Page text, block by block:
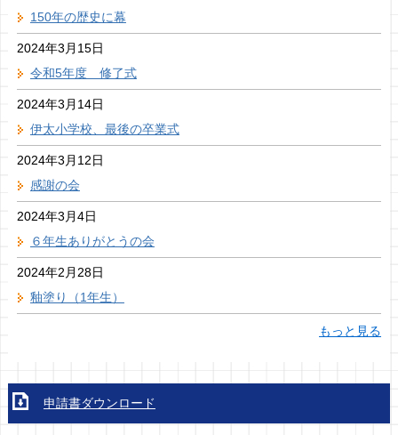
150年の歴史に幕
2024年3月15日
令和5年度 修了式
2024年3月14日
伊太小学校、最後の卒業式
2024年3月12日
感謝の会
2024年3月4日
６年生ありがとうの会
2024年2月28日
釉塗り（1年生）
もっと見る
申請書ダウンロード